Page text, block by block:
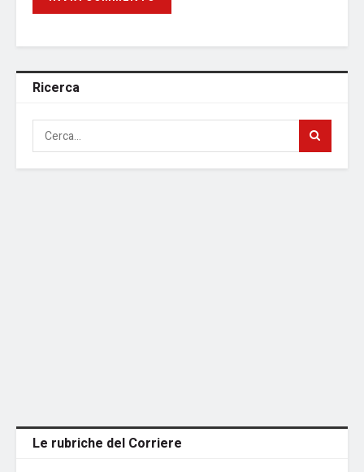
Ricerca
Le rubriche del Corriere